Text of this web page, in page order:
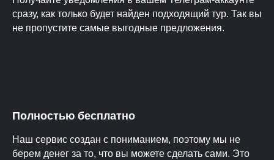
сразу, как только будет найден подходящий тур. Так вы
не пропустите самые выгодные предложения.
Полностью бесплатно
Наш сервис создан с пониманием, поэтому мы не
берем денег за то, что вы можете сделать сами. Это